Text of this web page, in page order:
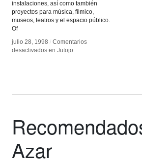
instalaciones, así como también
proyectos para música, fílmico,
museos, teatros y el espacio público.
Of
julio 28, 1998 / Comentarios
desactivados en Jutojo
julio 28, 1998 / Comentarios
desactivados en Jutojo
Azar